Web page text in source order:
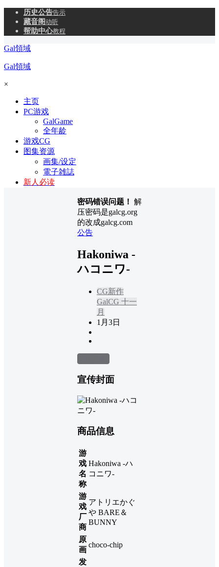
历史公告告示
藏音阁动听
帮助中心教程
Gal領域
Gal領域
×
主页
PC游戏
GalGame
全年龄
游戏CG
图集资源
画集/设定
電子雑誌
新人必读
密码错误问题！ 解
压密码是galcg.org
的改成galcg.com
公告
Hakoniwa -
ハコニワ-
CG新作
GalCG 十一
月
1月3日
宣传封面
商品信息
游
戏
名
称
Hakoniwa -ハ
コニワ-
游
戏
厂
商
アトリエかぐ
や BARE＆
BUNNY
原
画
choco-chip
发